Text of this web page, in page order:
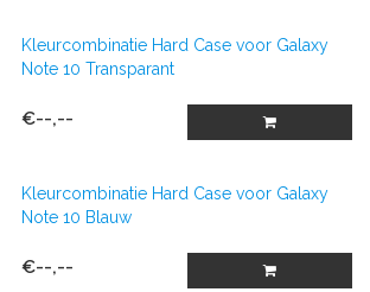
Kleurcombinatie Hard Case voor Galaxy
Note 10 Transparant
€--,--
Kleurcombinatie Hard Case voor Galaxy
Note 10 Blauw
€--,--